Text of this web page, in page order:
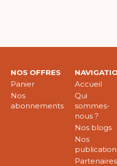
NOS OFFRES
Panier
Nos
abonnements
Accueil
Qui
sommes-
nous ?
Nos blogs
Nos
Partenaires